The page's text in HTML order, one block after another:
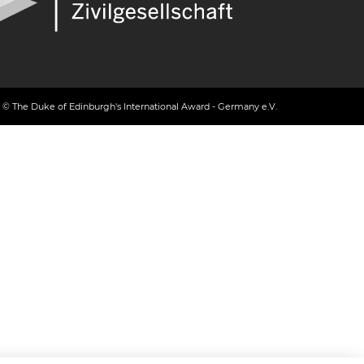
© The Duke of Edinburgh's International Award - Germany e.V.